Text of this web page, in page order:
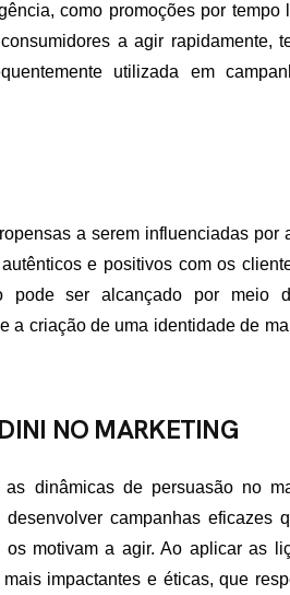
como promoções por tempo
a agir rapidamente,
utilizada em
a serem influenciadas por
e positivos com os
pode ser alcançado por meio
a criação de uma identidade de
NO MARKETING
dinâmicas de persuasão no
campanhas eficazes
motivam a agir. Ao aplicar as
impactantes e éticas, que